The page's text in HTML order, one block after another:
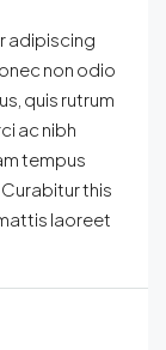
adipiscing
non odio
quis rutrum
ac nibh
tempus
this
laoreet